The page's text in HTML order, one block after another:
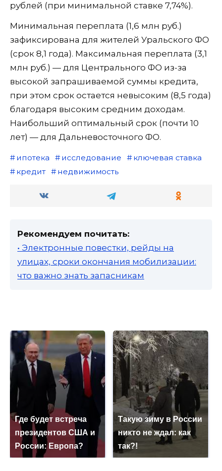
рублей (при минимальной ставке 7,74%).
Минимальная переплата (1,6 млн руб.)
зафиксирована для жителей Уральского ФО
(срок 8,1 года). Максимальная переплата (3,1
млн руб.) — для Центрального ФО из-за
высокой запрашиваемой суммы кредита,
при этом срок остается невысоким (8,5 года)
благодаря высоким средним доходам.
Наибольший оптимальный срок (почти 10
лет) — для Дальневосточного ФО.
ипотека исследование
ключевая ставка
кредит
недвижимость
Рекомендуем почитать:
• Электронные повестки, рейды на
улицах, сроки окончания мобилизации:
что важно знать запасникам
Где будет встреча
президентов США и
России: Европа?
Такую зиму в России
никто не ждал: как
так?!